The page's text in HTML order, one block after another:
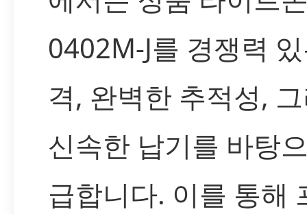
0402M-J를 경쟁력
격, 완벽한 추적성,
신속한 납기를 바탕
급합니다. 이를 통해